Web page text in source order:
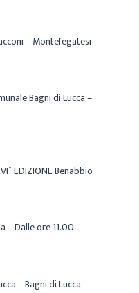
– Montefegatesi
Bagni di Lucca –
EDIZIONE Benabbio
– Dalle ore 11.00
– Bagni di Lucca –